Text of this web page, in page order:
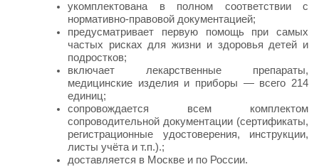
укомплектована в полном соответствии с
нормативно-правовой документацией;
предусматривает первую помощь при самых
частых рисках для жизни и здоровья детей и
подростков;
включает лекарственные препараты,
медицинские изделия и приборы — всего 214
единиц;
сопровождается всем комплектом
сопроводительной документации (сертификаты,
регистрационные удостоверения, инструкции,
листы учёта и т.п.).;
доставляется в Москве и по России.